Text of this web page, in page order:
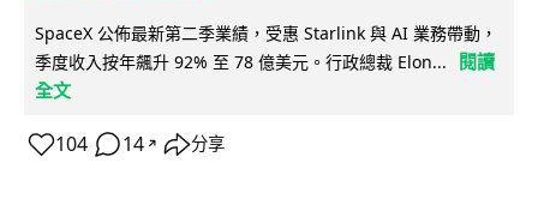
SpaceX 公佈最新第二季業績，受惠 Starlink 與 AI 業務帶動，
季度收入按年飆升 92% 至 78 億美元。行政總裁 Elon...
閱讀
全文
104 14 ↗ 分享